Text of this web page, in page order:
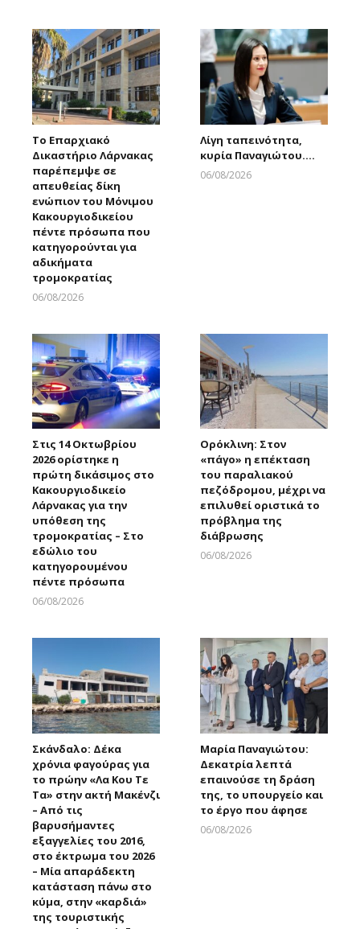
Το Επαρχιακό
Δικαστήριο Λάρνακας
παρέπεμψε σε
απευθείας δίκη
ενώπιον του Μόνιμου
Κακουργιοδικείου
πέντε πρόσωπα που
κατηγορούνται για
αδικήματα
τρομοκρατίας
06/08/2026
Λίγη ταπεινότητα,
κυρία Παναγιώτου….
06/08/2026
Στις 14 Οκτωβρίου
2026 ορίστηκε η
πρώτη δικάσιμος στο
Κακουργιοδικείο
Λάρνακας για την
υπόθεση της
τρομοκρατίας – Στο
εδώλιο του
κατηγορουμένου
πέντε πρόσωπα
06/08/2026
Ορόκλινη: Στον
«πάγο» η επέκταση
του παραλιακού
πεζόδρομου, μέχρι να
επιλυθεί οριστικά το
πρόβλημα της
διάβρωσης
06/08/2026
Σκάνδαλο: Δέκα
χρόνια φαγούρας για
το πρώην «Λα Κου Τε
Τα» στην ακτή Μακένζι
– Από τις
βαρυσήμαντες
εξαγγελίες του 2016,
στο έκτρωμα του 2026
– Μία απαράδεκτη
κατάσταση πάνω στο
κύμα, στην «καρδιά»
της τουριστικής
Μαρία Παναγιώτου:
Δεκατρία λεπτά
επαινούσε τη δράση
της, το υπουργείο και
το έργο που άφησε
06/08/2026